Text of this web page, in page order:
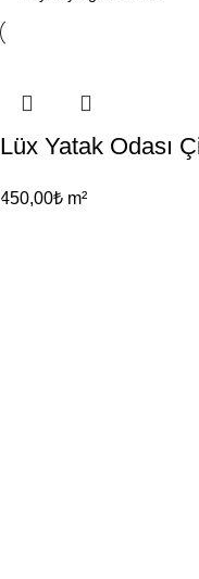
Lüx Yatak Odası
450,00₺ m²